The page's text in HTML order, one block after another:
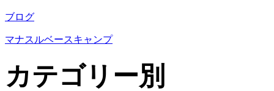
ブログ
マナスルベースキャンプ
カテゴリー別